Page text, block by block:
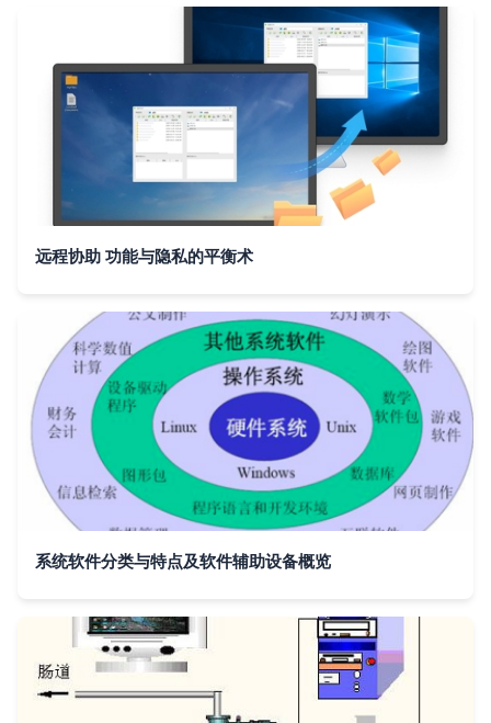
远程协助 功能与隐私的平衡术
系统软件分类与特点及软件辅助设备概览